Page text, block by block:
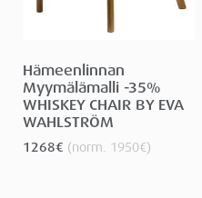
Hämeenlinnan
Myymälämalli -35%
WHISKEY CHAIR BY EVA
WAHLSTRÖM
1268€ (norm. 1950€)